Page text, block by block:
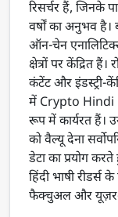
रिसर्चर हैं, जिनके
वर्षों का अनुभव है।
ऑन-चेन
क्षेत्रों पर केंद्रित
कंटेंट और इंडस्ट्री-
में Crypto Hindi
रूप में कार्यरत हैं।
को वैल्यू देना
डेटा का प्रयोग
हिंदी भाषी रीडर्स
फैक्चुअल और यूज़र-